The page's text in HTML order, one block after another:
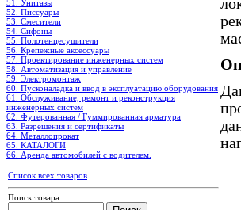
51. Унитазы
52. Писсуары
53. Смесители
54. Сифоны
55. Полотенцесушители
56. Крепежные аксессуары
57. Проектирование инженерных систем
58. Автоматизация и управление
59. Электромонтаж
60. Пусконаладка и ввод в эксплуатацию оборудования
61. Обслуживание, ремонт и реконструкция
инженерных систем
62. Футерованная / Гуммированная арматура
63. Разрешения и сертификаты
64. Металлопрокат
65. КАТАЛОГИ
66. Аренда автомобилей с водителем.
Список всех товаров
Поиск товара